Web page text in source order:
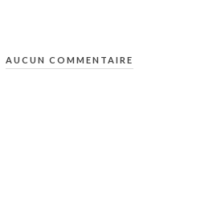
AUCUN COMMENTAIRE